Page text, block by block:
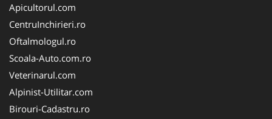
Apicultorul.com
CentruInchirieri.ro
Oftalmologul.ro
Scoala-Auto.com.ro
Veterinarul.com
Alpinist-Utilitar.com
Birouri-Cadastru.ro